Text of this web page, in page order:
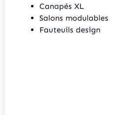
Canapés XL
Salons modulables
Fauteuils design